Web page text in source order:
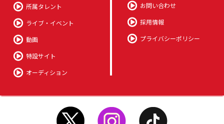
所属タレント
ライブ・イベント
動画
特設サイト
オーディション
お問い合わせ
採用情報
プライバシーポリシー